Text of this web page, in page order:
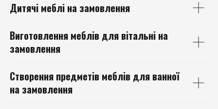
Дитячі меблі на замовлення
Виготовлення меблів для вітальні на
замовлення
Створення предметів меблів для ванної
на замовлення